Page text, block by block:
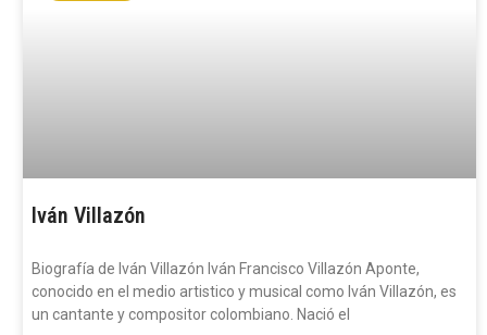
Iván Villazón
Biografía de Iván Villazón Iván Francisco Villazón Aponte,
conocido en el medio artistico y musical como Iván Villazón, es
un cantante y compositor colombiano. Nació el